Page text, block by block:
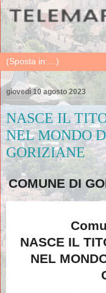
giovedì 10 agosto 2023
NASCE IL
NEL MONDO
GORIZIANE
COMUNE DI
NASCE IL
NEL